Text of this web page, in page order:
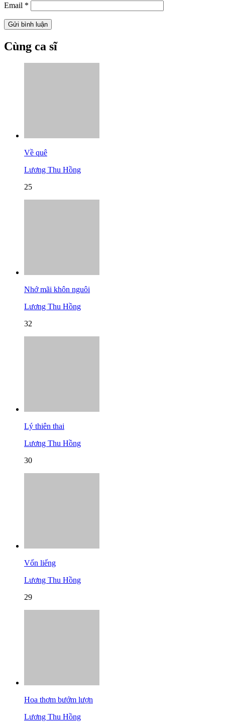
Email *
Cùng ca sĩ
Về quê
Lương Thu Hồng
25
Nhớ mãi khôn nguôi
Lương Thu Hồng
32
Lý thiên thai
Lương Thu Hồng
30
Vốn liếng
Lương Thu Hồng
29
Hoa thơm bướm lượn
Lương Thu Hồng